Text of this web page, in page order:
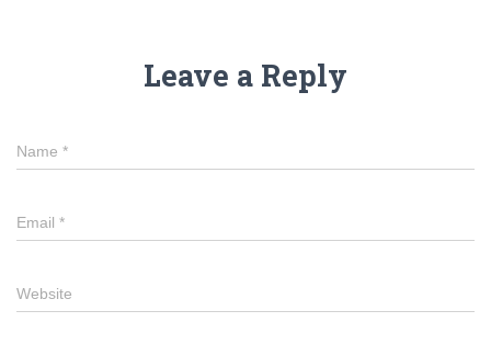
Leave a Reply
Name *
Email *
Website